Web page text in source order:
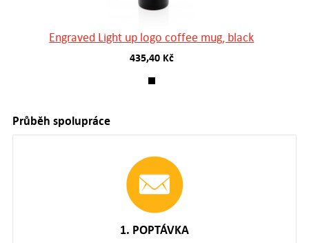
Engraved Light up logo coffee mug, black
435,40 Kč
Průběh spolupráce
1. POPTÁVKA